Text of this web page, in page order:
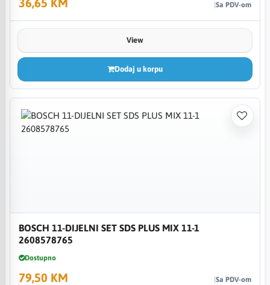
Sa PDV-om
View
Dodaj u korpu
BOSCH 11-DIJELNI SET SDS PLUS MIX 11-1
2608578765
Dostupno
79,50 KM Sa PDV-om